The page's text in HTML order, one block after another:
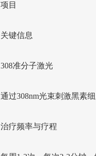
项目
关键信息
308准分子激光
通过308nm光束刺激黑素
治疗频率与疗程